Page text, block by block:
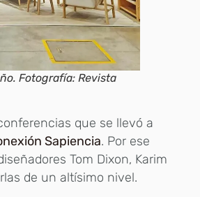
Fotografía: Revista
que se llevó a
Sapiencia. Por ese
Tom Dixon, Karim
de un altísimo nivel.